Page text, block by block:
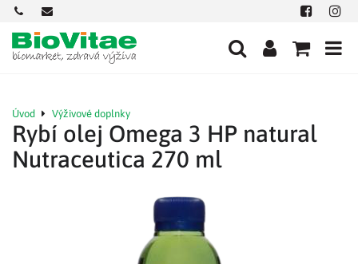
+421
901
712
584
office@biovitae.sk Facebook
Úvod Výživové doplnky
Rybí olej Omega 3 HP natural
Nutraceutica 270 ml